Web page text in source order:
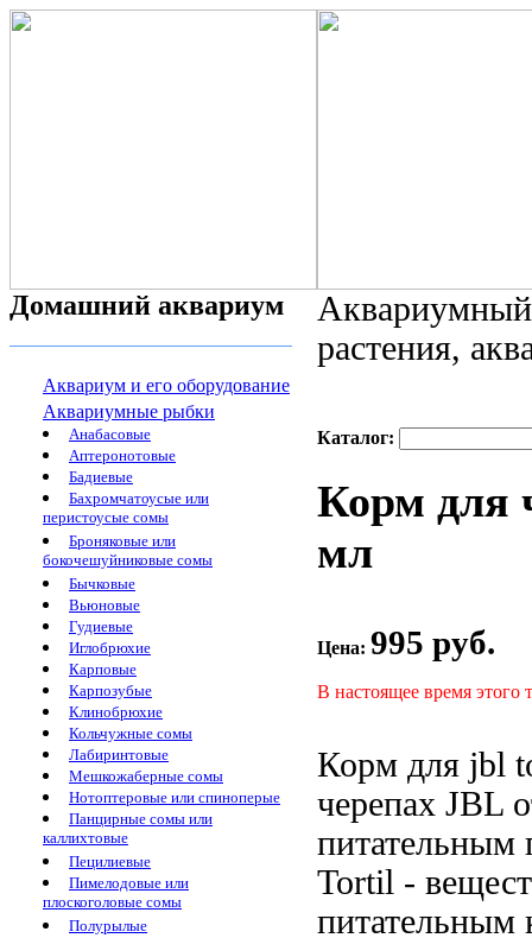
Домашний аквариум
Аквариум и его оборудование
Аквариумные рыбки
Анабасовые
Аптеронотовые
Бадиевые
Бахромчатоусые или
перистоусые сомы
Броняковые или
бокочешуйниковые сомы
Бычковые
Вьюновые
Гудиевые
Иглобрюхие
Карповые
Карпозубые
Клинобрюхие
Кольчужные сомы
Лабиринтовые
Мешкожаберные сомы
Нотоптеровые или спиноперые
Панцирные сомы или
каллихтовые
Пецилиевые
Пимелодовые или
плоскоголовые сомы
Полурылые
растения,
Каталог:
Корм для
мл
Цена: 995 руб.
В настоящее время этого
Корм для jbl
черепах JBL
питательным
Tortil -
питательным